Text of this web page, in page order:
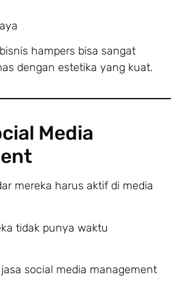
hampers bisa sangat
dengan estetika yang kuat.
Media
mereka harus aktif di media
tidak punya waktu
social media management